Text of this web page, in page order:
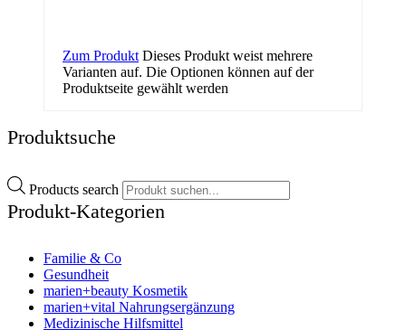
Zum Produkt Dieses Produkt weist mehrere
Varianten auf. Die Optionen können auf der
Produktseite gewählt werden
Produktsuche
Products search
Produkt-Kategorien
Familie & Co
Gesundheit
marien+beauty Kosmetik
marien+vital Nahrungsergänzung
Medizinische Hilfsmittel